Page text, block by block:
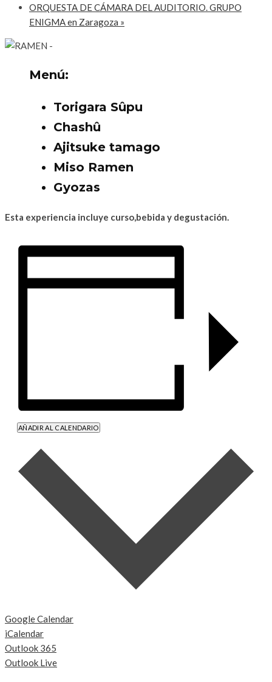
ORQUESTA DE CÁMARA DEL AUDITORIO. GRUPO
ENIGMA en Zaragoza »
Menú:
Torigara Sûpu
Chashû
Ajitsuke tamago
Miso Ramen
Gyozas
Esta experiencia incluye curso,bebida y degustación.
AÑADIR AL CALENDARIO
Google Calendar
iCalendar
Outlook 365
Outlook Live